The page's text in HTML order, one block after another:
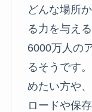
どんな場所
る力を与え
6000万人の
るそうです
めたい方や
ロードや保